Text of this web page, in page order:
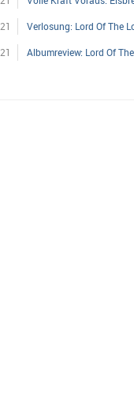
Verlosung: Lord Of The
Albumreview: Lord Of